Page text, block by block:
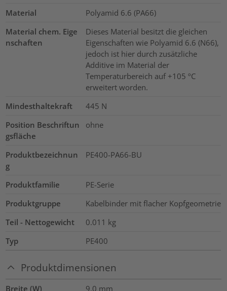
Material
Polyamid 6.6 (PA66)
Material chem. Eige
nschaften
Dieses Material besitzt die gleichen
Eigenschaften wie Polyamid 6.6 (N66),
jedoch ist hier durch zusätzliche
Additive im Material der
Temperaturbereich auf +105 ºC
erweitert worden.
Mindesthaltekraft
445 N
Position Beschriftun
gsfläche
ohne
Produktbezeichnun
g
PE400-PA66-BU
Produktfamilie
PE-Serie
Produktgruppe
Kabelbinder mit flacher Kopfgeometrie
Teil - Nettogewicht
0.011 kg
Typ
PE400
Produktdimensionen
Breite (W) 9.0 mm